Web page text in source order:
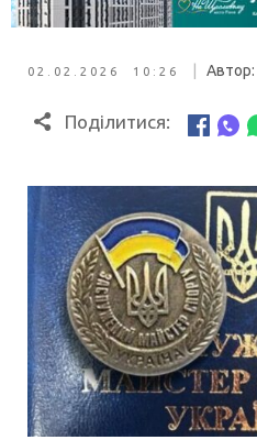
02.02.2026 10:26 Автор:
Поділитися: